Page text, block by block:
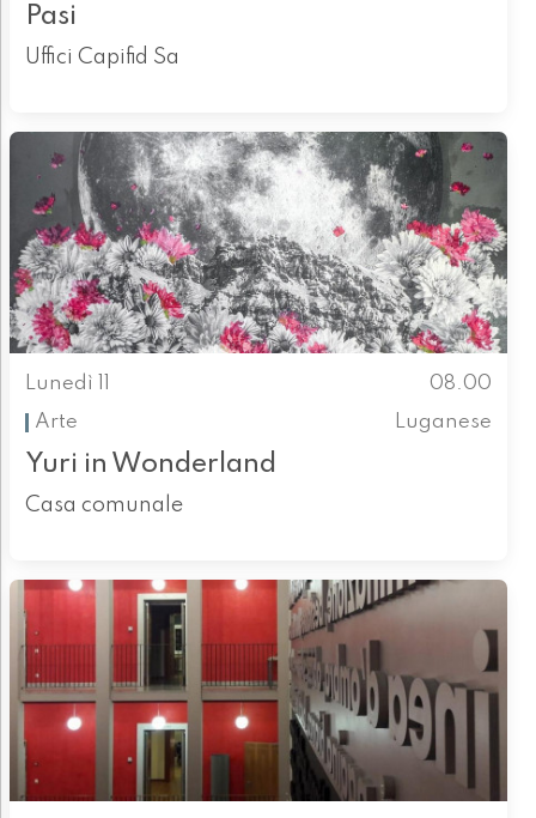
Pasi
Uffici Capifid Sa
Lunedì 11
08.00
Arte
Luganese
Yuri in Wonderland
Casa comunale